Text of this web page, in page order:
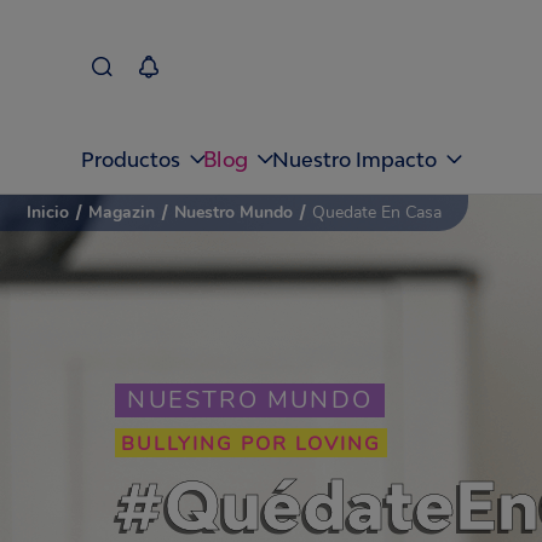
Productos Blog Nuestro Impacto
NUESTRO MUNDO
BULLYING POR LOVING
Inicio / Magazin / Nuestro Mundo / Quedate En Casa